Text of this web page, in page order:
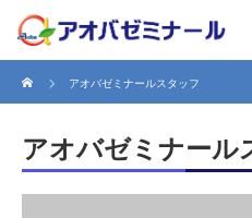
アオバゼミナールスタッフ
アオバゼミナール